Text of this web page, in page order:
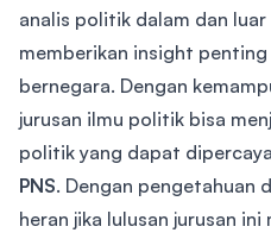
analis politik dalam dan
memberikan insight
bernegara. Dengan
jurusan ilmu politik bisa
politik yang dapat
PNS. Dengan pengetahuan
heran jika lulusan jurusan